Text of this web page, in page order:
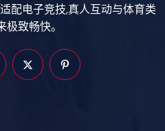
配电子竞技,真人互动与体育类
极致畅快。